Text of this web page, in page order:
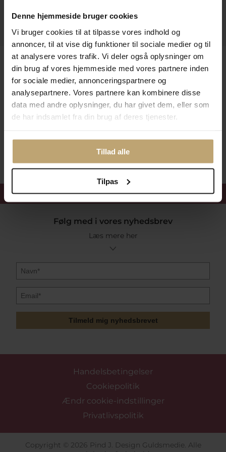
Denne hjemmeside bruger cookies
Vi bruger cookies til at tilpasse vores indhold og
annoncer, til at vise dig funktioner til sociale medier og til
at analysere vores trafik. Vi deler også oplysninger om
din brug af vores hjemmeside med vores partnere inden
for sociale medier, annonceringspartnere og
analysepartnere. Vores partnere kan kombinere disse
data med andre oplysninger, du har givet dem, eller som
de har indsamlet fra din brug af deres tjenester.
Tillad alle
Tilpas
Praktiske Sider
Leveringsmuligheder
Betalingsmuligheder
Få 15%velkomstrabat
Følg med i vores nyhedsbrev
Læs mere her
Tilmeld mig nyhedsbrevet
Handelsbetingelser
Cookiepolitik
Ændr cookie-indstillinger
Privatlivspolitik
Copyright © 2026 Pind J. Design Guldsmedie. Alle